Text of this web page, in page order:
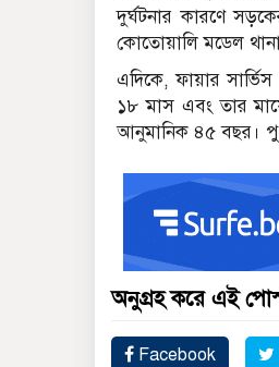
দুর্ঘটনার কারণে
কোতোয়ালি মডেল
এদিকে, ফায়ার
১৮ মাস এবং তার
আনুমানিক ৪৫ বছর।
অনুগ্রহ করে এই
Facebook